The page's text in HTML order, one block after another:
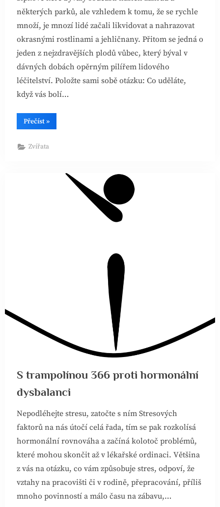
některých parků, ale vzhledem k tomu, že se rychle
množí, je mnozí lidé začali likvidovat a nahrazovat
okrasnými rostlinami a jehličnany. Přitom se jedná o
jeden z nejzdravějších plodů vůbec, který býval v
dávných dobách opěrným pilířem lidového
léčitelství. Položte sami sobě otázku: Co uděláte,
když vás bolí…
Přečíst“Sušené
šípky
s.r.o.
»
Zvířata
S trampolínou 366 proti hormonální
dysbalanci
Nepodléhejte stresu, zatočte s ním Stresových
faktorů na nás útočí celá řada, tím se pak rozkolísá
hormonální rovnováha a začíná kolotoč problémů,
které mohou skončit až v lékařské ordinaci. Většina
z vás na otázku, co vám způsobuje stres, odpoví, že
vztahy na pracovišti či v rodině, přepracování, příliš
mnoho povinností a málo času na zábavu,…